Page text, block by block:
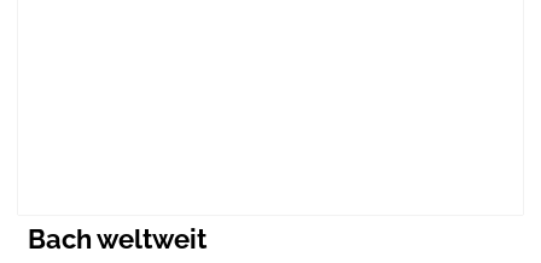
Bach weltweit